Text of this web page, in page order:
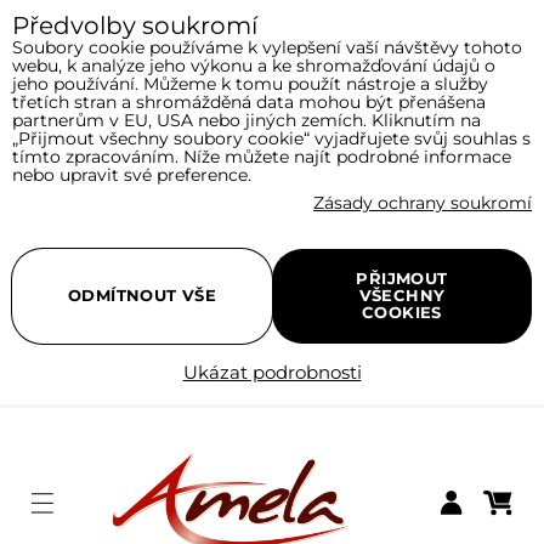
Přihlásit se
Menu
Předvolby soukromí
Soubory cookie používáme k vylepšení vaší návštěvy tohoto
webu, k analýze jeho výkonu a ke shromažďování údajů o
jeho používání. Můžeme k tomu použít nástroje a služby
třetích stran a shromážděná data mohou být přenášena
partnerům v EU, USA nebo jiných zemích. Kliknutím na
„Přijmout všechny soubory cookie“ vyjadřujete svůj souhlas s
tímto zpracováním. Níže můžete najít podrobné informace
nebo upravit své preference.
Zásady ochrany soukromí
Ukázat podrobnosti
PŘIJMOUT
VŠECHNY
COOKIES
ODMÍTNOUT VŠE